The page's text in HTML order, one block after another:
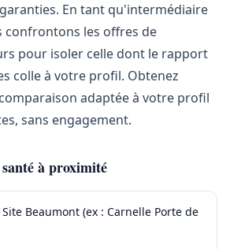
En tant qu'intermédiaire
confrontons les offres de
pour isoler celle dont le rapport
colle à votre profil. Obtenez
adaptée à votre profil
sans engagement.
à proximité
Beaumont (ex : Carnelle Porte de